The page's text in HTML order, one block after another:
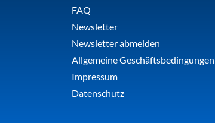
FAQ
Newsletter
Newsletter abmelden
Allgemeine Geschäftsbedingungen
Impressum
Datenschutz